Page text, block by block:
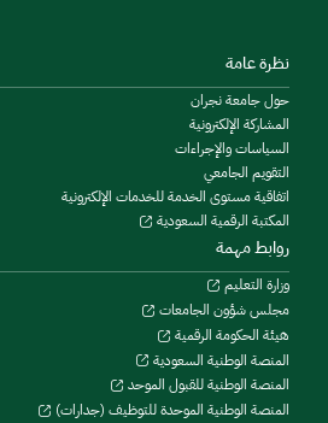
نظرة عامة
حول جامعة نجران
المشاركة الإلكترونية
السياسات والإجراءات
التقويم الجامعي
اتفاقية مستوى الخدمة للخدمات الإلكترونية
المكتبة الرقمية السعودية
روابط مهمة
وزارة التعليم
مجلس شؤون الجامعات
هيئة الحكومة الرقمية
المنصة الوطنية السعودية
المنصة الوطنية للقبول الموحد
المنصة الوطنية الموحدة للتوظيف (جدارات)